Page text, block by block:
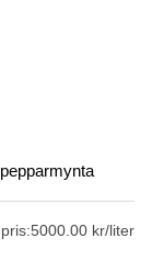
5000.00 kr/liter